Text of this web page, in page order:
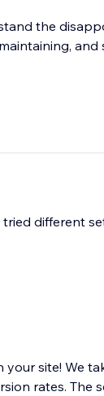
the
different
site! We
rates. The